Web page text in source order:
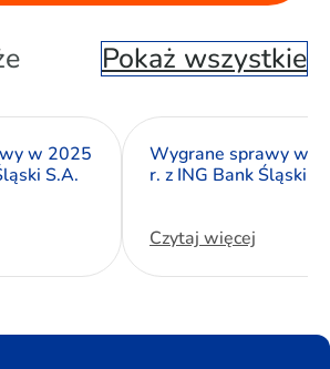
Pokaż wszystkie
w 2025
S.A.
Wygrane sprawy w
r. z ING Bank Śląski
Czytaj więcej